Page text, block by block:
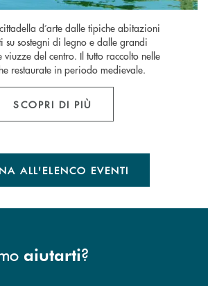
d’arte dalle tipiche abitazioni
su sostegni di legno e dalle grandi
del centro. Il tutto raccolto nelle
restaurate in periodo medievale.
SCOPRI DI PIÙ
ALL'ELENCO EVENTI
aiutarti?